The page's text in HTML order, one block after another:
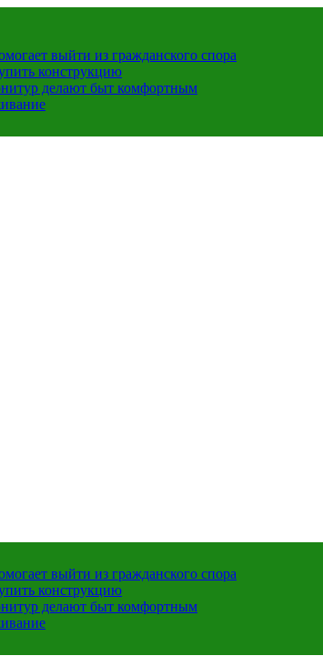
выйти из гражданского спора
конструкцию
делают быт комфортным
выйти из гражданского спора
конструкцию
делают быт комфортным